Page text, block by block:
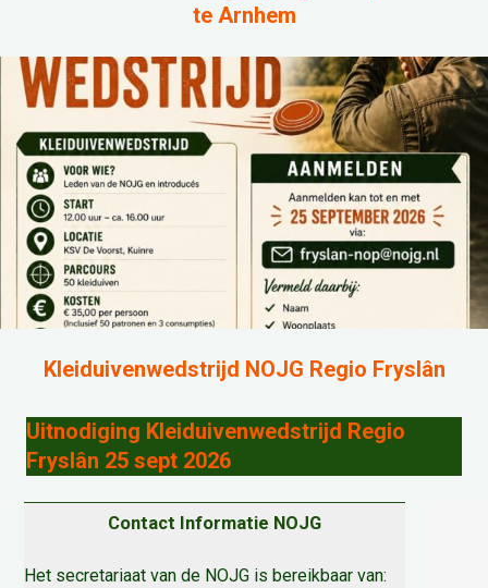
te Arnhem
Kleiduivenwedstrijd NOJG Regio Fryslân
Uitnodiging Kleiduivenwedstrijd Regio
Fryslân 25 sept 2026
Contact Informatie NOJG
Het secretariaat van de NOJG is bereikbaar van: